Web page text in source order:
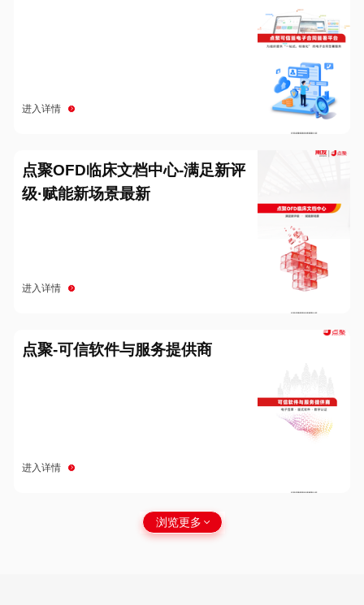
进入详情
点聚OFD临床文档中心-满足新评
级·赋能新场景最新
进入详情
点聚-可信软件与服务提供商
进入详情
浏览更多